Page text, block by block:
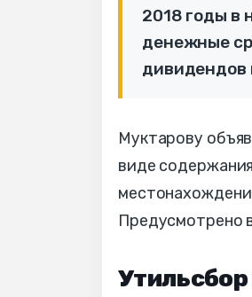
2018 годы в
денежные
дивидендов
Муктарову
виде
Предусмотрено